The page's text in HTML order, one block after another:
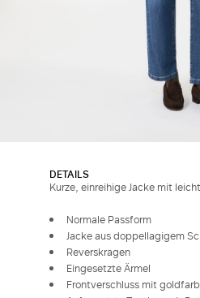
DETAILS
Kurze, einreihige Jacke mit
Normale Passform
Jacke aus doppellagigem
Reverskragen
Eingesetzte Ärmel
Frontverschluss mit